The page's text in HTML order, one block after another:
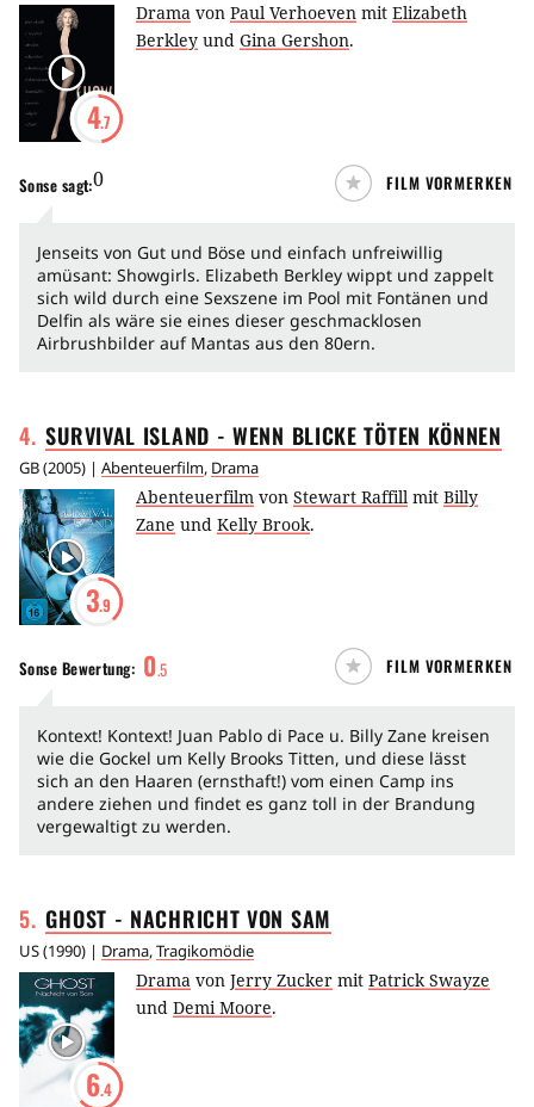
4.7
Drama von Paul Verhoeven mit Elizabeth
Berkley und Gina Gershon.
Sonse sagt:0 FILM VORMERKEN
Jenseits von Gut und Böse und einfach unfreiwillig
amüsant: Showgirls. Elizabeth Berkley wippt und zappelt
sich wild durch eine Sexszene im Pool mit Fontänen und
Delfin als wäre sie eines dieser geschmacklosen
Airbrushbilder auf Mantas aus den 80ern.
4. SURVIVAL ISLAND - WENN BLICKE TÖTEN KÖNNEN
GB(2005) | Abenteuerfilm, Drama
3.9
Abenteuerfilm von Stewart Raffill mit Billy
Zane und Kelly Brook.
Sonse Bewertung: 0.5 FILM VORMERKEN
Kontext! Kontext! Juan Pablo di Pace u. Billy Zane kreisen
wie die Gockel um Kelly Brooks Titten, und diese lässt
sich an den Haaren (ernsthaft!) vom einen Camp ins
andere ziehen und findet es ganz toll in der Brandung
vergewaltigt zu werden.
5. GHOST - NACHRICHT VON SAM
US(1990) | Drama,Tragikomödie
6.4
Drama von Jerry Zucker mit Patrick Swayze
und Demi Moore.